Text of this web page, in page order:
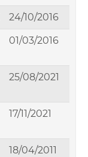
24/10/2016
01/03/2016
25/08/2021
17/11/2021
18/04/2011